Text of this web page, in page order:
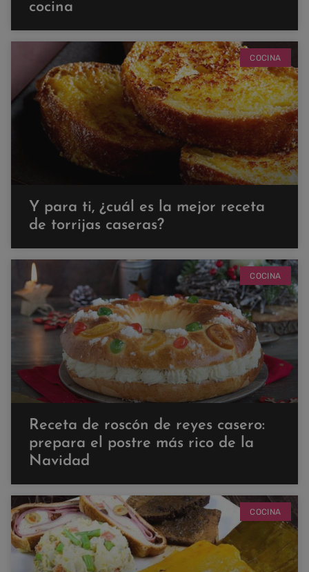
cocina
COCINA
Y para ti, ¿cuál es la mejor receta
de torrijas caseras?
COCINA
Receta de roscón de reyes casero:
prepara el postre más rico de la
Navidad
COCINA